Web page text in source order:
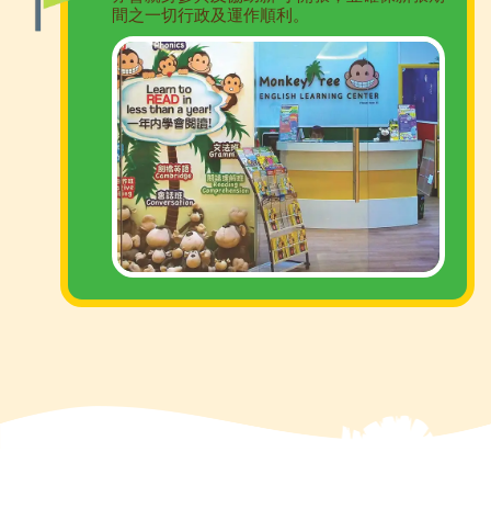
間之一切行政及運作順利。